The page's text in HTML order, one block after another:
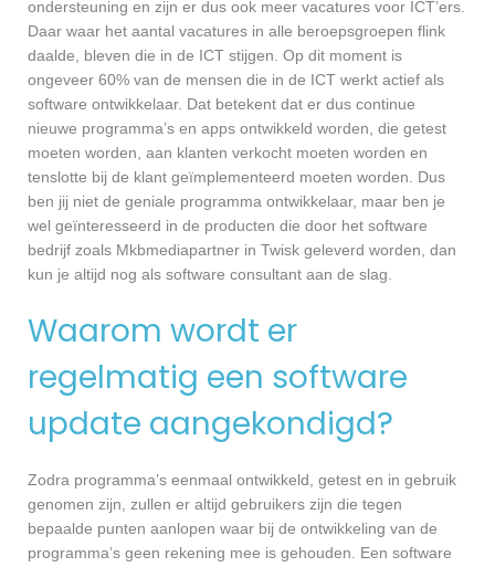
ondersteuning en zijn er dus ook meer vacatures voor ICT’ers.
Daar waar het aantal vacatures in alle beroepsgroepen flink
daalde, bleven die in de ICT stijgen. Op dit moment is
ongeveer 60% van de mensen die in de ICT werkt actief als
software ontwikkelaar. Dat betekent dat er dus continue
nieuwe programma’s en apps ontwikkeld worden, die getest
moeten worden, aan klanten verkocht moeten worden en
tenslotte bij de klant geïmplementeerd moeten worden. Dus
ben jij niet de geniale programma ontwikkelaar, maar ben je
wel geïnteresseerd in de producten die door het software
bedrijf zoals Mkbmediapartner in Twisk geleverd worden, dan
kun je altijd nog als software consultant aan de slag.
Waarom wordt er
regelmatig een software
update aangekondigd?
Zodra programma’s eenmaal ontwikkeld, getest en in gebruik
genomen zijn, zullen er altijd gebruikers zijn die tegen
bepaalde punten aanlopen waar bij de ontwikkeling van de
programma’s geen rekening mee is gehouden. Een software